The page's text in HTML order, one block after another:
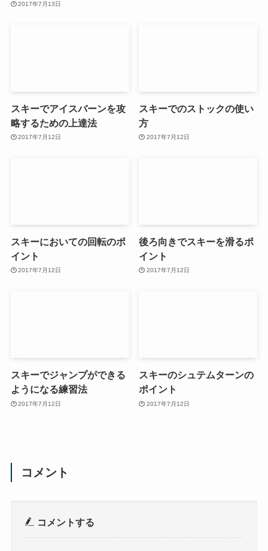
2017年7月13日
スキーでアイスバーンを攻
略するための上達法
2017年7月12日
スキーでのストックの使い
方
2017年7月12日
スキーにおいての回転のポ
イント
2017年7月12日
後ろ向きでスキーを滑るポ
イント
2017年7月12日
スキーでジャンプができる
ようになる練習法
2017年7月12日
スキーのシュテムターンの
ポイント
2017年7月12日
コメント
コメントする